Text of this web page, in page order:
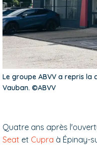
Le groupe ABVV a repris la
Vauban. ©ABVV
Quatre ans après
Seat et Cupra à Épinay-